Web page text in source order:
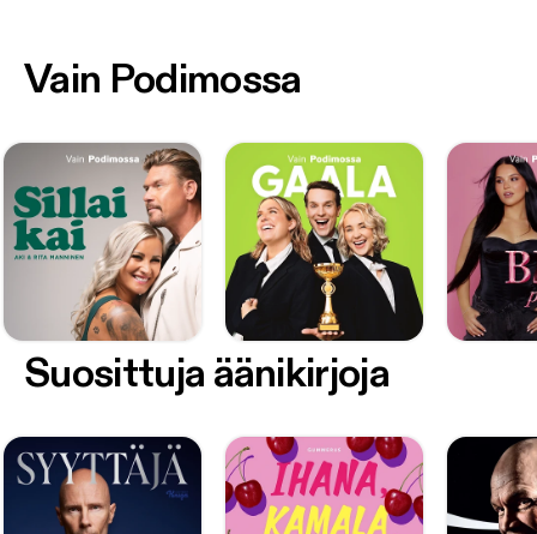
Vain Podimossa
Suosittuja äänikirjoja